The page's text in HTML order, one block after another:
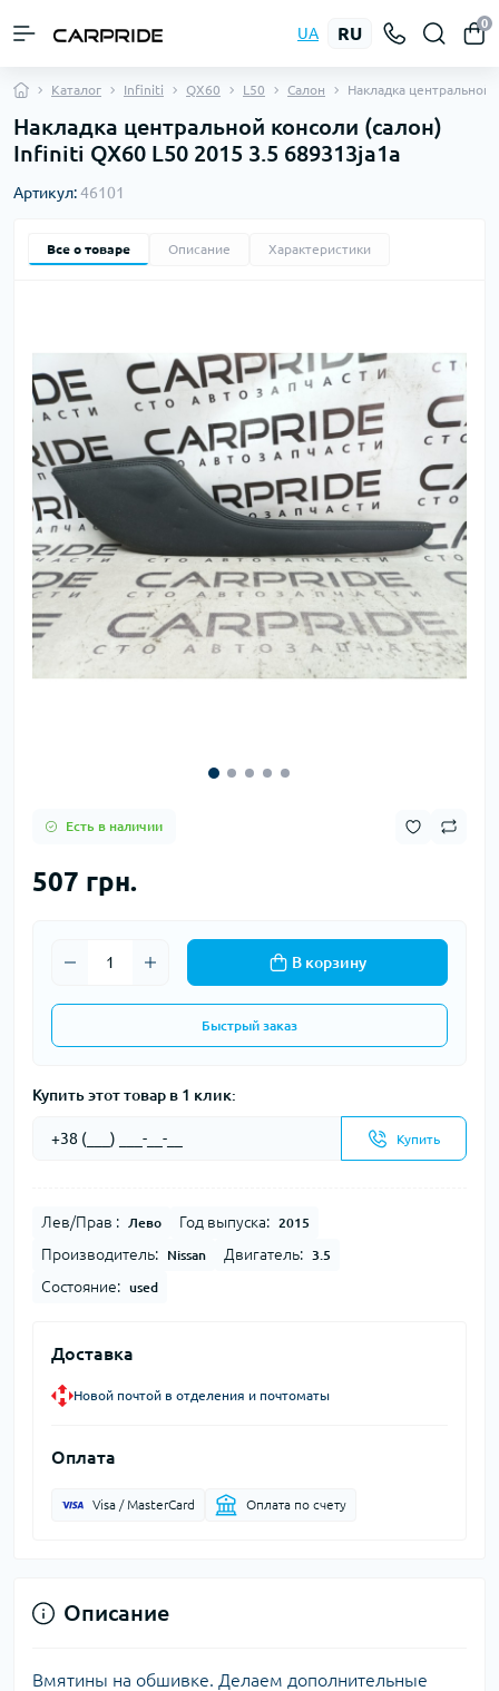
UA RU
0
Каталог Infiniti QX60 L50 Салон Накладка центральной
Накладка центральной консоли (салон)
Infiniti QX60 L50 2015 3.5 689313ja1a
Артикул:46101
Все о товаре Описание Характеристики
Есть в наличии
507 грн.
В корзину
Быстрый заказ
Купить этот товар в 1 клик:
Купить
Лев/Прав : Лево Год выпуска: 2015
Производитель: Nissan Двигатель: 3.5
Состояние: used
Доставка
Новой почтой в отделения и почтоматы
Оплата
Visa / MasterCard Оплата по счету
Описание
Вмятины на обшивке. Делаем дополнительные